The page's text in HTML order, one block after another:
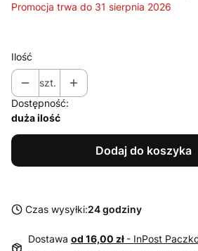
Promocja trwa do 31 sierpnia 2026
Ilość
szt.
Dostępność:
duża ilość
Dodaj do koszyka
Czas wysyłki:24 godziny
Dostawa od 16,00 zł - InPost